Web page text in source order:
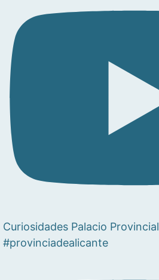
Curiosidades Palacio Provincial
#provinciadealicante